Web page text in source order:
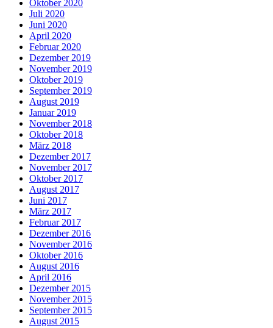
Oktober 2020
Juli 2020
Juni 2020
April 2020
Februar 2020
Dezember 2019
November 2019
Oktober 2019
September 2019
August 2019
Januar 2019
November 2018
Oktober 2018
März 2018
Dezember 2017
November 2017
Oktober 2017
August 2017
Juni 2017
März 2017
Februar 2017
Dezember 2016
November 2016
Oktober 2016
August 2016
April 2016
Dezember 2015
November 2015
September 2015
August 2015